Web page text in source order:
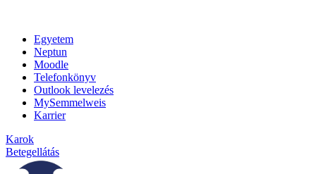
Egyetem
Neptun
Moodle
Telefonkönyv
Outlook levelezés
MySemmelweis
Karrier
Karok
Betegellátás